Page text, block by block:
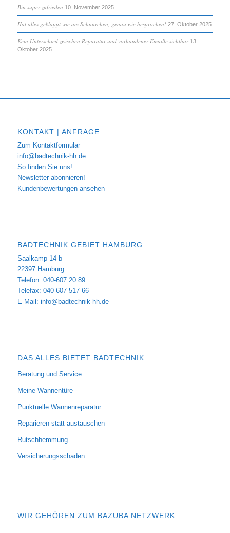
Bin super zufrieden 10. November 2025
Hat alles geklappt wie am Schnürchen, genau wie besprochen! 27. Oktober 2025
Kein Unterschied zwischen Reparatur und vorhandener Emaille sichtbar 13.
Oktober 2025
KONTAKT | ANFRAGE
Zum Kontaktformular
info@badtechnik-hh.de
So finden Sie uns!
Newsletter abonnieren!
Kundenbewertungen ansehen
BADTECHNIK GEBIET HAMBURG
Saalkamp 14 b
22397 Hamburg
Telefon: 040-607 20 89
Telefax: 040-607 517 66
E-Mail: info@badtechnik-hh.de
DAS ALLES BIETET BADTECHNIK:
Beratung und Service
Meine Wannentüre
Punktuelle Wannenreparatur
Reparieren statt austauschen
Rutschhemmung
Versicherungsschaden
WIR GEHÖREN ZUM BAZUBA NETZWERK